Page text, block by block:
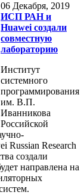
06 Декабря, 2019
ИСП РАН и
Huawei создали
совместную
лабораторию
Институт
системного
программирования
им. В.П.
Иванникова
Российской
Russian Research
создали
направлена на